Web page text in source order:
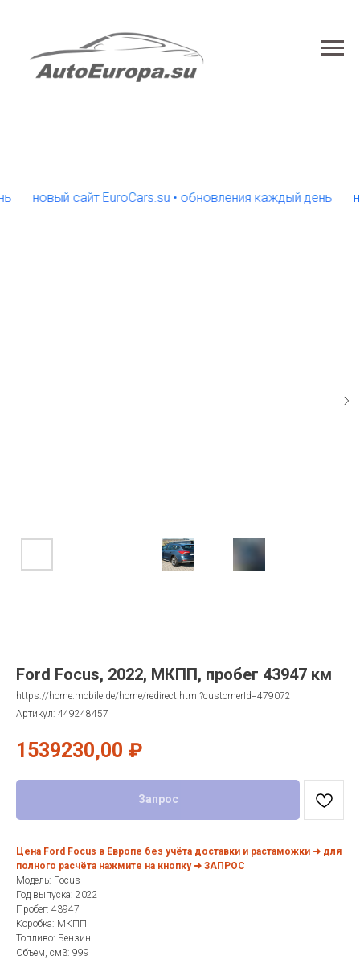
сайт EuroCars.su • обновления каждый день новый
Ford Focus, 2022, МКПП, пробег 43947 км
https://home.mobile.de/home/redirect.html?customerId=479072
Артикул: 449248457
1539230,00 ₽
Запрос
Цена Ford Focus в Европе без учёта доставки и растаможки ➜ для
полного расчёта нажмите на кнопку ➜ ЗАПРОС
Модель: Focus
Год выпуска: 2022
Пробег: 43947
Коробка: МКПП
Топливо: Бензин
Объем, см3: 999